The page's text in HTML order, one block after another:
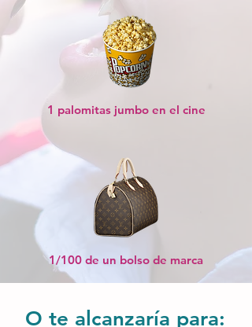
1 palomitas jumbo en el cine
1/100 de un bolso de marca
O te alcanzaría para: